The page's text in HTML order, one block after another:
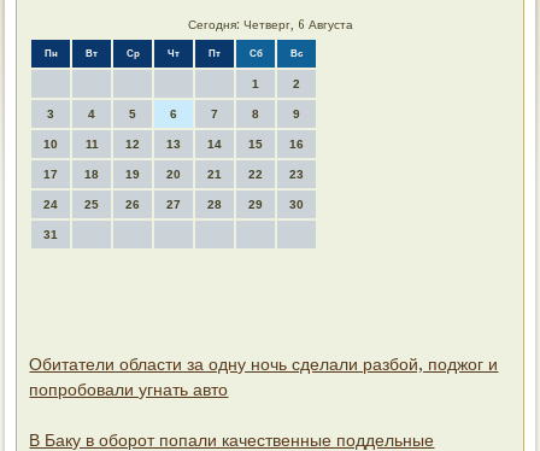
Сегодня: Четверг, 6 Августа
Пн Вт Ср Чт Пт Сб Вс
1 2
3 4 5 6 7 8 9
10 11 12 13 14 15 16
17 18 19 20 21 22 23
24 25 26 27 28 29 30
31
Обитатели области за одну ночь сделали разбой, поджог и
попробовали угнать авто
В Баку в оборот попали качественные поддельные